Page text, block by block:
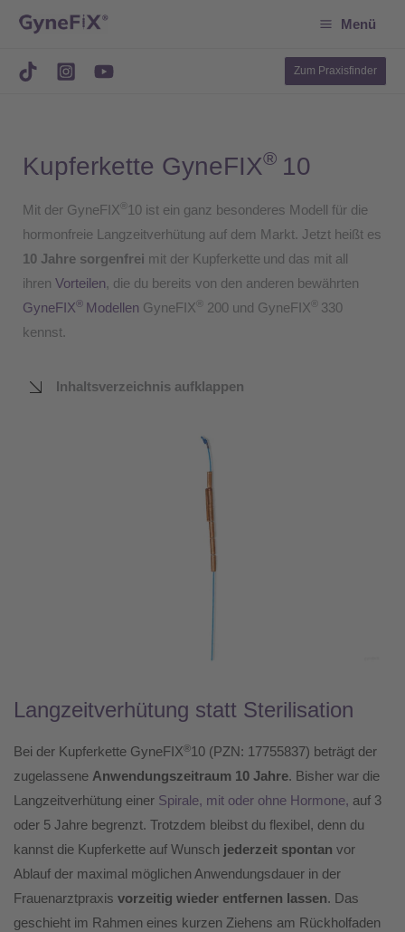
springen
Menü
Zum Praxisfinder
Kupferkette GyneFIX® 10
Mit der GyneFIX ® 10 ist ein ganz besonderes Modell für die
hormonfreie Langzeitverhütung auf dem Markt. Jetzt heißt es
10 Jahre sorgenfrei mit der Kupferkette und das mit all
ihren Vorteilen, die du bereits von den anderen bewährten
GyneFIX® Modellen GyneFIX ® 200 und GyneFIX ® 330
kennst.
Inhaltsverzeichnis aufklappen
Langzeitverhütung statt Sterilisation
Bei der Kupferkette GyneFIX®10 (PZN: 17755837) beträgt der
zugelassene Anwendungszeitraum 10 Jahre. Bisher war die
Langzeitverhütung einer Spirale, mit oder ohne Hormone, auf 3
oder 5 Jahre begrenzt. Trotzdem bleibst du flexibel, denn du
kannst die Kupferkette auf Wunsch jederzeit spontan vor
Ablauf der maximal möglichen Anwendungsdauer in der
Frauenarztpraxis vorzeitig wieder entfernen lassen. Das
geschieht im Rahmen eines kurzen Ziehens am Rückholfaden